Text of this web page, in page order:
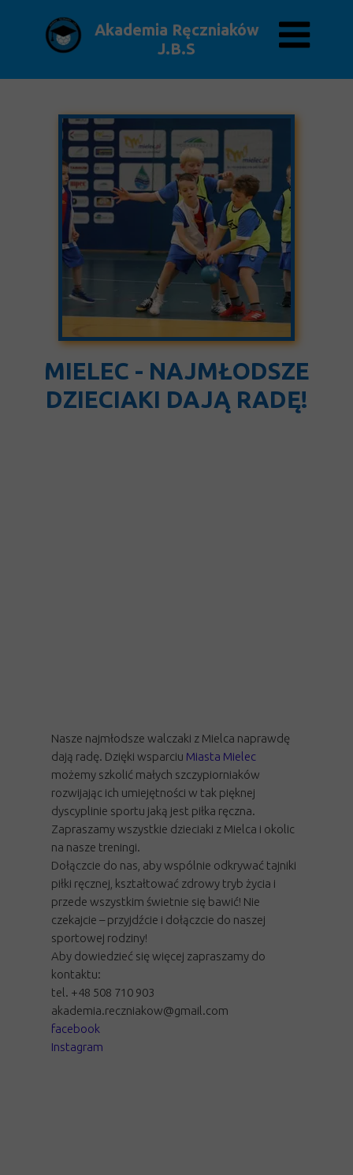
MIELEC - NAJMŁODSZE
DZIECIAKI DAJĄ RADĘ!
Nasze najmłodsze walczaki z Mielca naprawdę
dają radę. Dzięki wsparciu Miasta Mielec
możemy szkolić małych szczypiorniaków
rozwijając ich umiejętności w tak pięknej
dyscyplinie sportu jaką jest piłka ręczna.
Zapraszamy wszystkie dzieciaki z Mielca i okolic
na nasze treningi.
Dołączcie do nas, aby wspólnie odkrywać tajniki
piłki ręcznej, kształtować zdrowy tryb życia i
przede wszystkim świetnie się bawić! Nie
czekajcie – przyjdźcie i dołączcie do naszej
sportowej rodziny!
Aby dowiedzieć się więcej zapraszamy do
kontaktu:
tel. +48 508 710 903
akademia.reczniakow@gmail.com
facebook
Instagram
Akademia Ręczniaków
J.B.S